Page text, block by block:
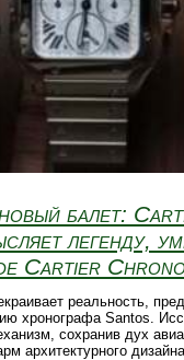
балет:
легенду,
Cartier
реальность,
хронографа Santos.
сохранив дух
архитектурного дизайна.